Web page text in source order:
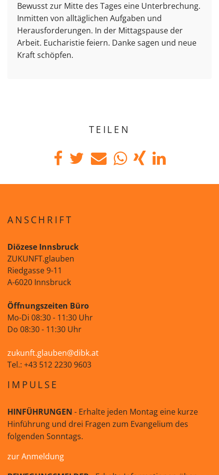
Bewusst zur Mitte des Tages eine Unterbrechung.
Inmitten von alltäglichen Aufgaben und
Herausforderungen. In der Mittagspause der
Arbeit. Eucharistie feiern. Danke sagen und neue
Kraft schöpfen.
TEILEN
ANSCHRIFT
Diözese Innsbruck
ZUKUNFT.glauben
Riedgasse 9-11
A-6020 Innsbruck
Öffnungszeiten Büro
Mo-Di 08:30 - 11:30 Uhr
Do 08:30 - 11:30 Uhr
zukunft.glauben@dibk.at
Tel.: +43 512 2230 9603
IMPULSE
HINFÜHRUNGEN - Erhalte jeden Montag eine kurze
Hinführung und drei Fragen zum Evangelium des
folgenden Sonntags.
zur Anmeldung